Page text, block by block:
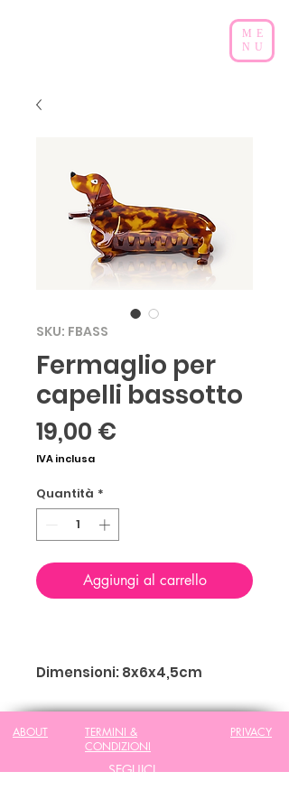
ME
NU
SKU: FBASS
Fermaglio per
capelli bassotto
19,00 €
IVA inclusa
Quantità *
Aggiungi al carrello
Dimensioni: 8x6x4,5cm
ABOUT
TERMINI &
CONDIZIONI
PRIVACY
SEGUICI